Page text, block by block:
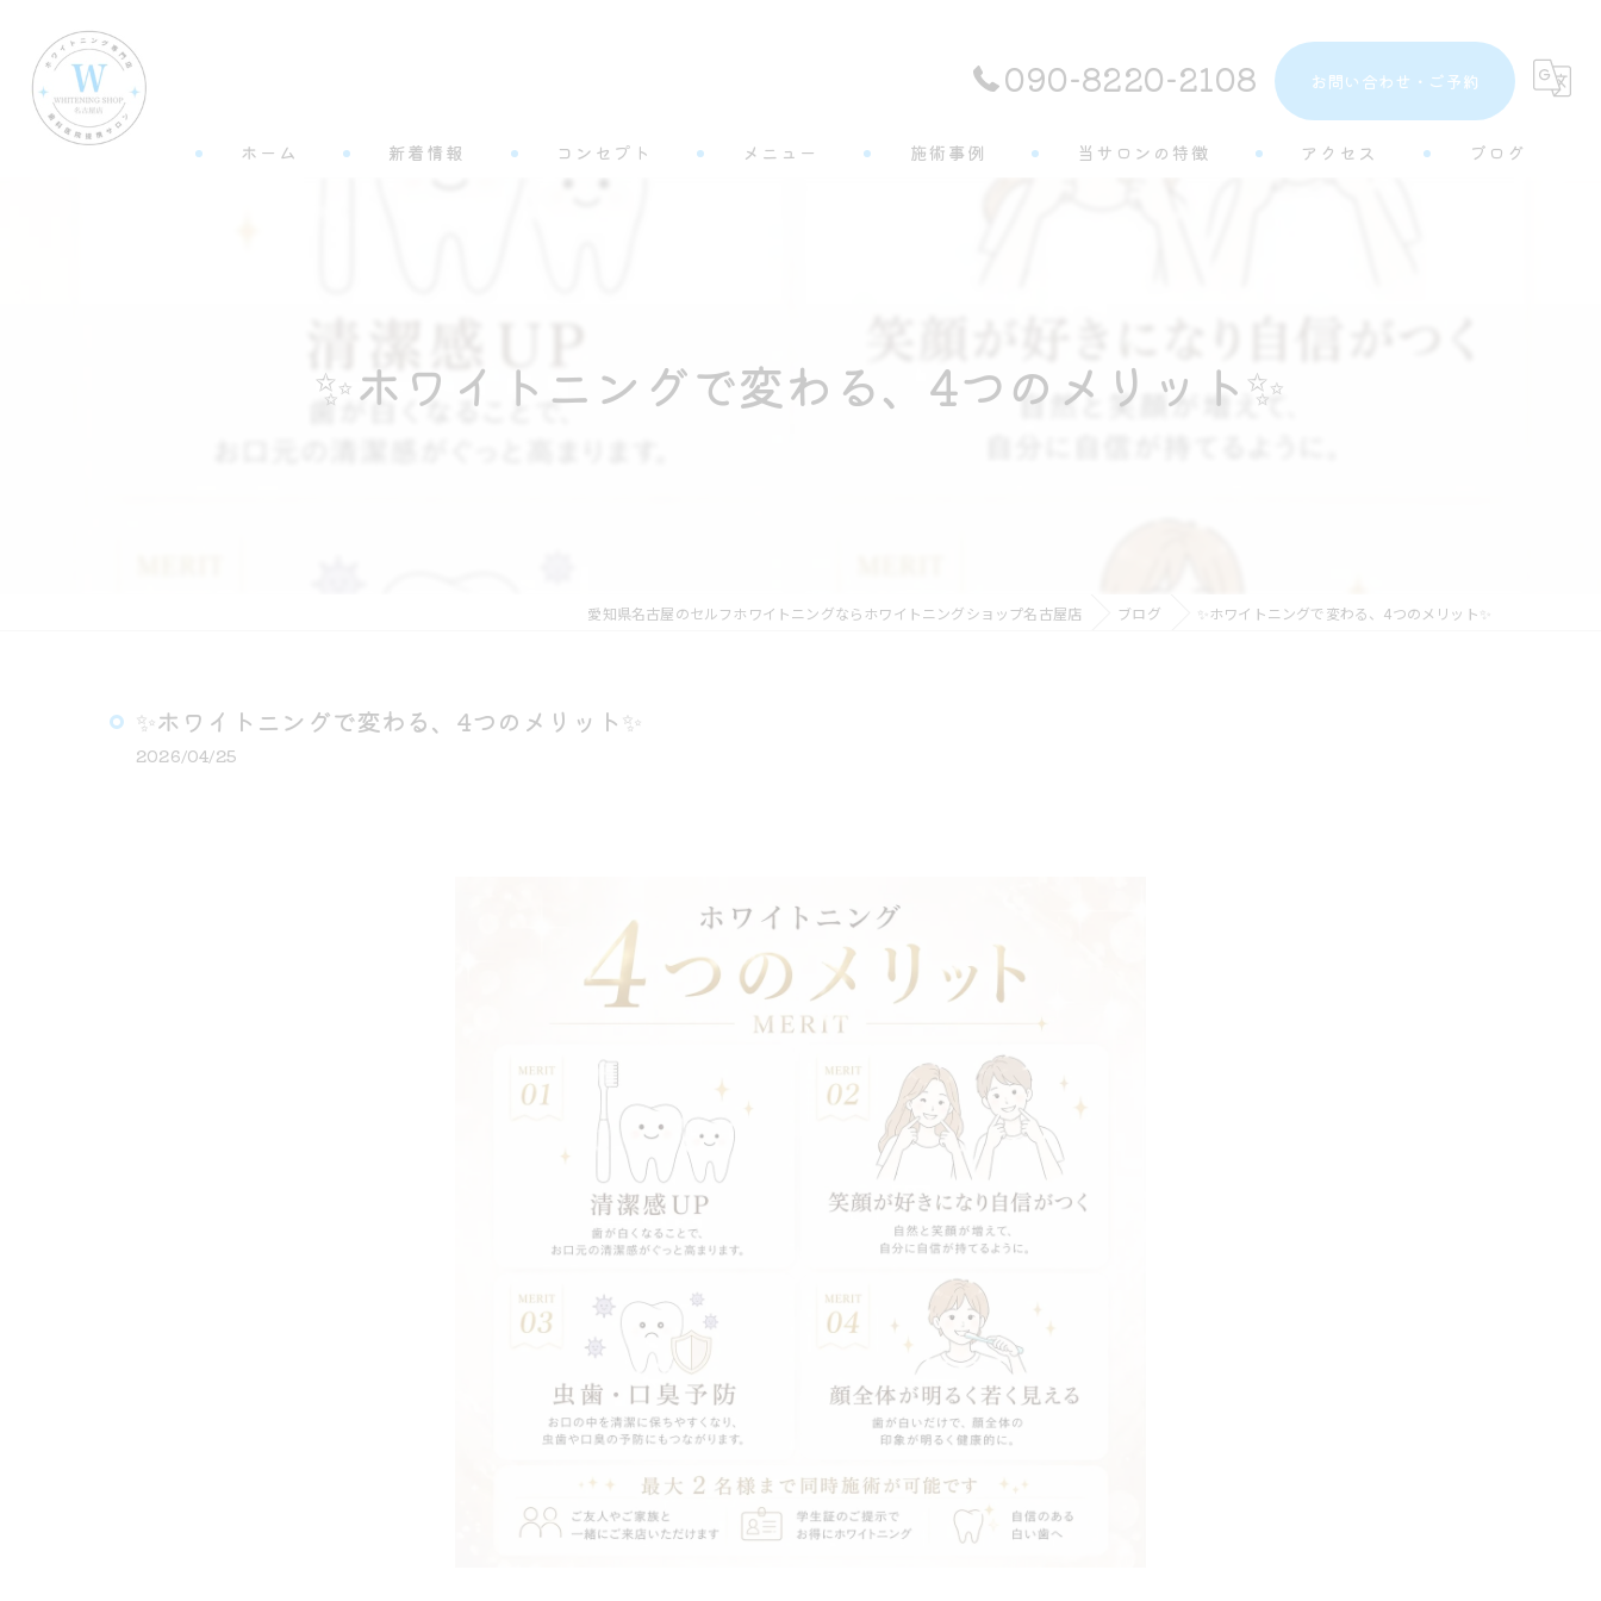
090-8220-2108 お問い合わせ・ご予約
ホーム 新着情報 コンセプト メニュー 施術事例 当サロンの特徴
半個室
アクセス ブログ
✨ホワイトニングで変わる、4つのメリット✨
愛知県名古屋のセルフホワイトニングならホワイトニングショップ名古屋店 ブログ ✨ホワイトニングで変わる、4つのメリット✨
✨ホワイトニングで変わる、4つのメリット✨
2026/04/25